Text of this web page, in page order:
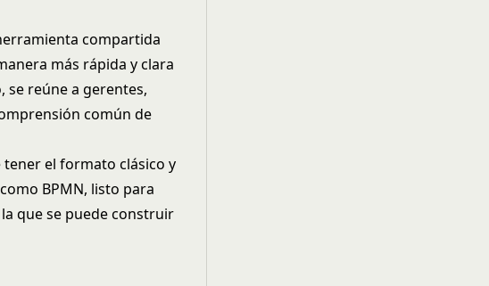
compartida
más rápida y clara
se reúne a gerentes,
común de
tener el formato clásico y
BPMN, listo para
que se puede construir